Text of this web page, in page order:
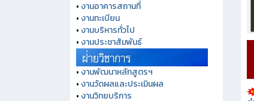
•งานอาคารสถานที่
•งานทะเบียน
•งานบริหารทั่วไป
•งานประชาสัมพันธ์
•งานพัฒนาหลักสูตรฯ
•งานวัดผลและประเมินผล
•งานวิทยบริการ